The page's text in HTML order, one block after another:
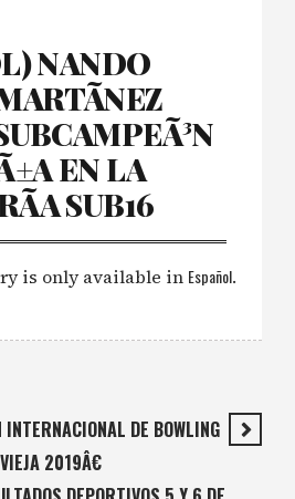
NANDO
EN LA
SUB16
is only available in Español.
DE BOWLING
2019Â€